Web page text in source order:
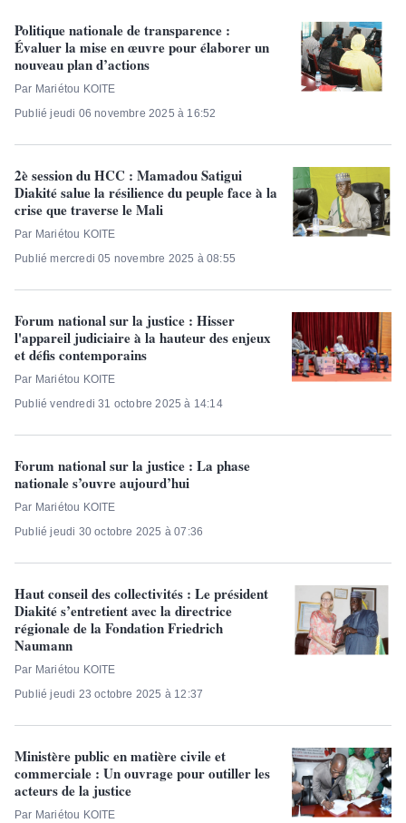
Politique nationale de transparence :
Évaluer la mise en œuvre pour élaborer un
nouveau plan d’actions
Par Mariétou KOITE
Publié jeudi 06 novembre 2025 à 16:52
2è session du HCC : Mamadou Satigui
Diakité salue la résilience du peuple face à la
crise que traverse le Mali
Par Mariétou KOITE
Publié mercredi 05 novembre 2025 à 08:55
Forum national sur la justice : Hisser
l'appareil judiciaire à la hauteur des enjeux
et défis contemporains
Par Mariétou KOITE
Publié vendredi 31 octobre 2025 à 14:14
Forum national sur la justice : La phase
nationale s’ouvre aujourd’hui
Par Mariétou KOITE
Publié jeudi 30 octobre 2025 à 07:36
Haut conseil des collectivités : Le président
Diakité s’entretient avec la directrice
régionale de la Fondation Friedrich
Naumann
Par Mariétou KOITE
Publié jeudi 23 octobre 2025 à 12:37
Ministère public en matière civile et
commerciale : Un ouvrage pour outiller les
acteurs de la justice
Par Mariétou KOITE